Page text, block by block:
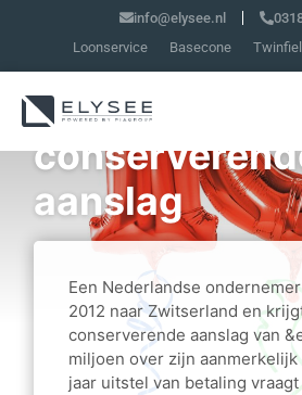
info@elysee.nl
Loonservice
Basecone
Emigrant wint
aanslag
Een Nederlandse
2012 naar Zwitserland en
conserverende aanslag van
miljoen over zijn aanmerkelijk
jaar uitstel van betaling